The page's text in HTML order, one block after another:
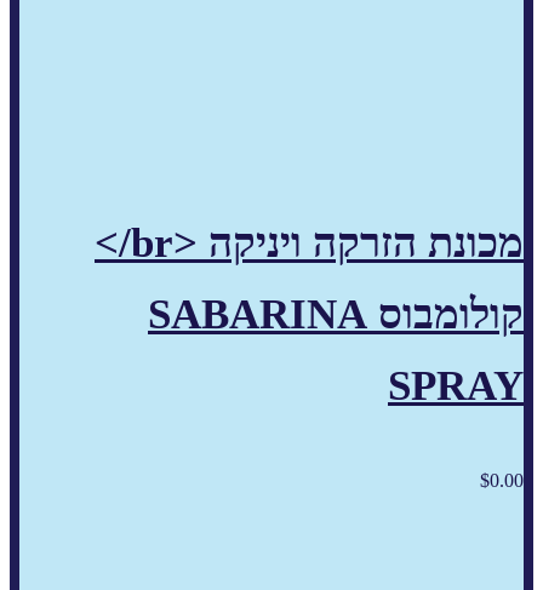
מכונת הזרקה ויניקה <br/>
קולומבוס SABARINA
SPRAY
$0.00